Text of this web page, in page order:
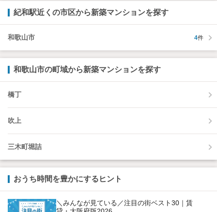
紀和駅近くの市区から新築マンションを探す
和歌山市 4件
和歌山市の町域から新築マンションを探す
橋丁
吹上
三木町堀詰
おうち時間を豊かにするヒント
＼みんなが見ている／注目の街ベスト30｜賃